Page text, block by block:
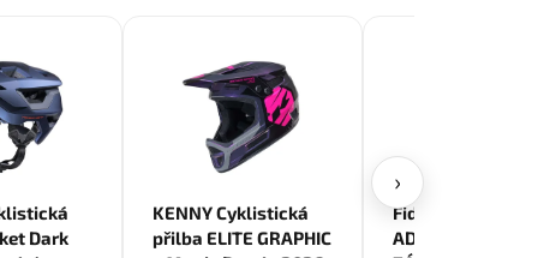
Dark
KENNY Cyklistická
přilba ELITE GRAPHIC
Fidlock TWIST
ADAPTÉR PRO
›